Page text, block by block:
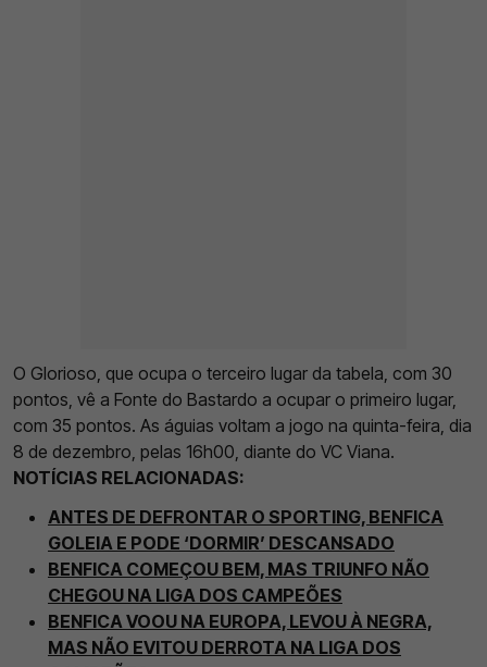
O Glorioso, que ocupa o terceiro lugar da tabela, com 30
pontos, vê a Fonte do Bastardo a ocupar o primeiro lugar,
com 35 pontos. As águias voltam a jogo na quinta-feira, dia
8 de dezembro, pelas 16h00, diante do VC Viana.
NOTÍCIAS RELACIONADAS:
ANTES DE DEFRONTAR O SPORTING, BENFICA
GOLEIA E PODE ‘DORMIR’ DESCANSADO
BENFICA COMEÇOU BEM, MAS TRIUNFO NÃO
CHEGOU NA LIGA DOS CAMPEÕES
BENFICA VOOU NA EUROPA, LEVOU À NEGRA,
MAS NÃO EVITOU DERROTA NA LIGA DOS